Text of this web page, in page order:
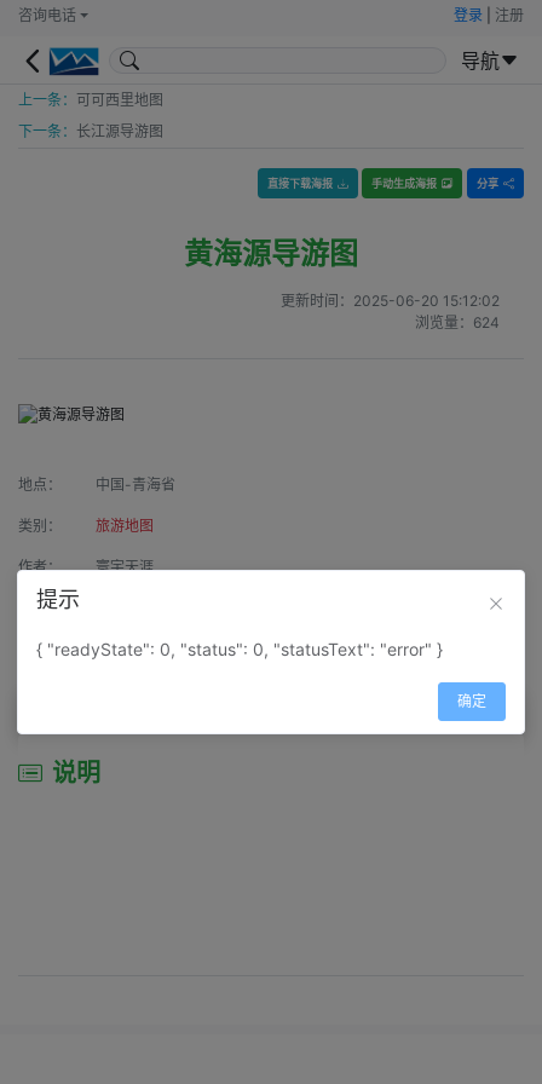
咨询电话 登录 注册
导航
上一条： 可可西里地图
下一条： 长江源导游图
直接下载海报 手动生成海报 分享
黄海源导游图
更新时间： 2025-06-20 15:12:02
浏览量： 624
地点： 中国-青海省
类别： 旅游地图
作者： 寰宇天涯
来源：
属性： 地图属性： 地图类型-景区导游图
说明
提示
{ "readyState": 0, "status": 0, "statusText": "error" }
确定